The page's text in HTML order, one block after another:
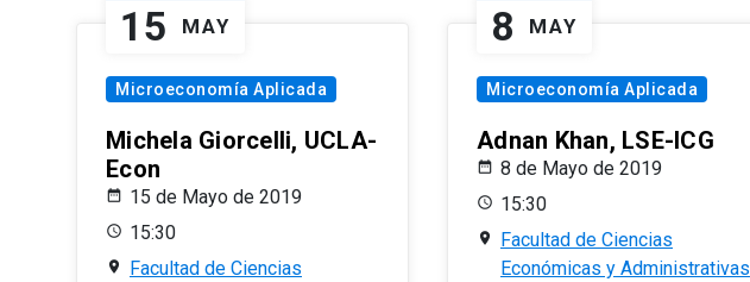
15 MAY
Microeconomía Aplicada
Michela Giorcelli, UCLA-
Econ
15 de Mayo de 2019
15:30
Facultad de Ciencias
8 MAY
Microeconomía Aplicada
Adnan Khan, LSE-ICG
8 de Mayo de 2019
15:30
Facultad de Ciencias
Económicas y Administrativas